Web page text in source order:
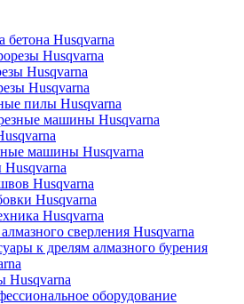
бетона Husqvarna
Husqvarna
Husqvarna
Husqvarna
пилы Husqvarna
машины Husqvarna
машины Husqvarna
Husqvarna
Husqvarna
Husqvarna
сверления Husqvarna
к дрелям алмазного бурения
Husqvarna
оборудование